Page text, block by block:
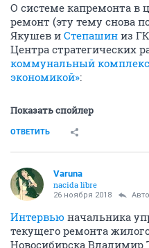
О системе капремонта в
ремонт (эту тему снова
Якушев и Степашин из
Центра стратегических
коммунальный
экономикой»:
Показать спойлер
ОТВЕТИТЬ
Varuna
nacida libre
26 ноября 2018
Интервью начальника
текущего ремонта
Новосибирска Владимир